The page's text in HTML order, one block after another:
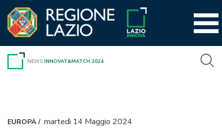
contenuto
NEWS INNOVAT&MATCH 2024
EUROPA/ martedì 14 Maggio 2024